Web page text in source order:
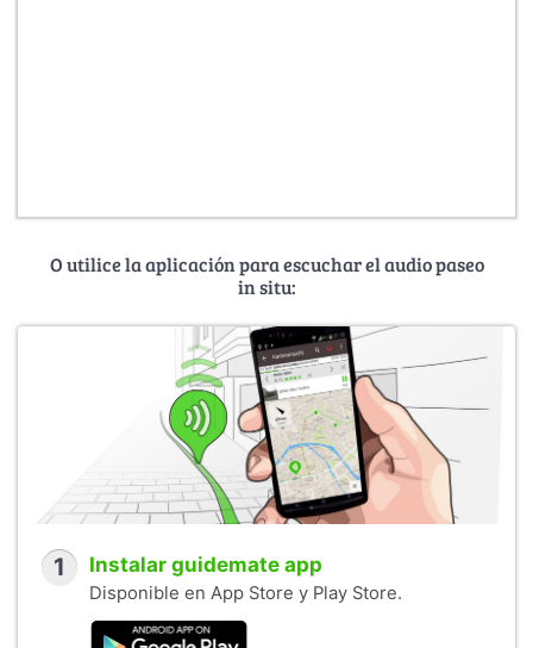
O utilice la aplicación para escuchar el audio paseo
in situ:
1 Instalar guidemate app
Disponible en App Store y Play Store.